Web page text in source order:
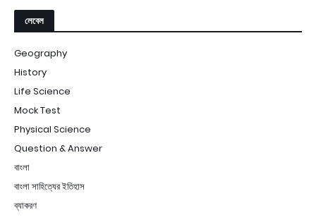
লেবেল
Geography
History
Life Science
Mock Test
Physical Science
Question & Answer
বাংলা
বাংলা সাহিত্যের ইতিহাস
ব্যাকরণ